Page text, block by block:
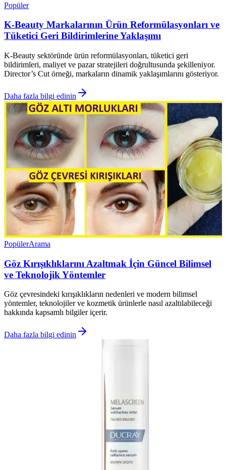
Popüler
K-Beauty Markalarının Ürün Reformülasyonları ve
Tüketici Geri Bildirimlerine Yaklaşımı
K-Beauty sektöründe ürün reformülasyonları, tüketici geri
bildirimleri, maliyet ve pazar stratejileri doğrultusunda şekilleniyor.
Director’s Cut örneği, markaların dinamik yaklaşımlarını gösteriyor.
Daha fazla bilgi edinin
PopülerArama
Göz Kırışıklıklarını Azaltmak İçin Güncel Bilimsel
ve Teknolojik Yöntemler
Göz çevresindeki kırışıklıkların nedenleri ve modern bilimsel
yöntemler, teknolojiler ve kozmetik ürünlerle nasıl azaltılabileceği
hakkında kapsamlı bilgiler içerir.
Daha fazla bilgi edinin